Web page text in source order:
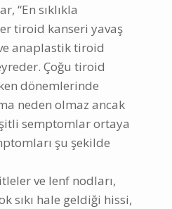
“En sıklıkla
tiroid kanseri yavaş
anaplastik tiroid
Çoğu tiroid
dönemlerinde
neden olmaz ancak
semptomlar ortaya
şu şekilde
ve lenf nodları,
sıkı hale geldiği hissi,